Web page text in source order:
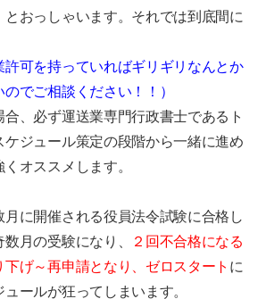
おっしゃいます。それでは到底間に
許可を持っていればギリギリなんとか
でご相談ください！！）
、必ず運送業専門行政書士であるト
ケジュール策定の段階から一緒に進め
オススメします。
月に開催される役員法令試験に合格し
月の受験になり、
２回不合格になる
下げ～再申請となり、ゼロスタート に
ールが狂ってしまいます。